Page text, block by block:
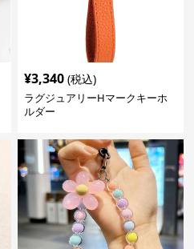
¥3,340 (税込)
ラグジュアリーHマークキーホ
ルダー